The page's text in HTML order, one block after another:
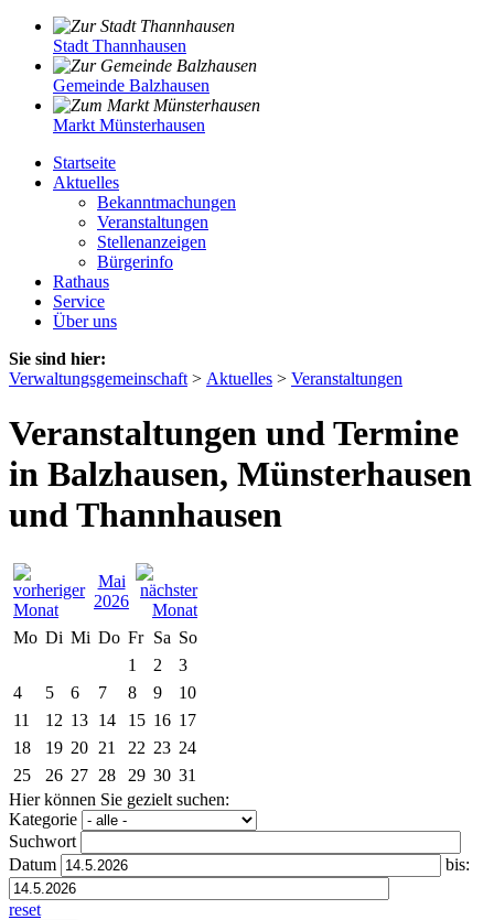
Stadt Thannhausen
Gemeinde Balzhausen
Markt Münsterhausen
Startseite
Aktuelles
Bekanntmachungen
Veranstaltungen
Stellenanzeigen
Bürgerinfo
Rathaus
Service
Über uns
Sie sind hier:
Verwaltungsgemeinschaft > Aktuelles > Veranstaltungen
Veranstaltungen und Termine
in Balzhausen, Münsterhausen
und Thannhausen
Mai
2026
Mo Di Mi Do Fr Sa So
1
2
3
4
5 6 7 8 9
10
11
12 13 14 15 16 17
18
19 20 21 22 23 24
25
26 27 28 29 30 31
Hier können Sie gezielt suchen:
Kategorie
Suchwort
Datum
bis:
reset